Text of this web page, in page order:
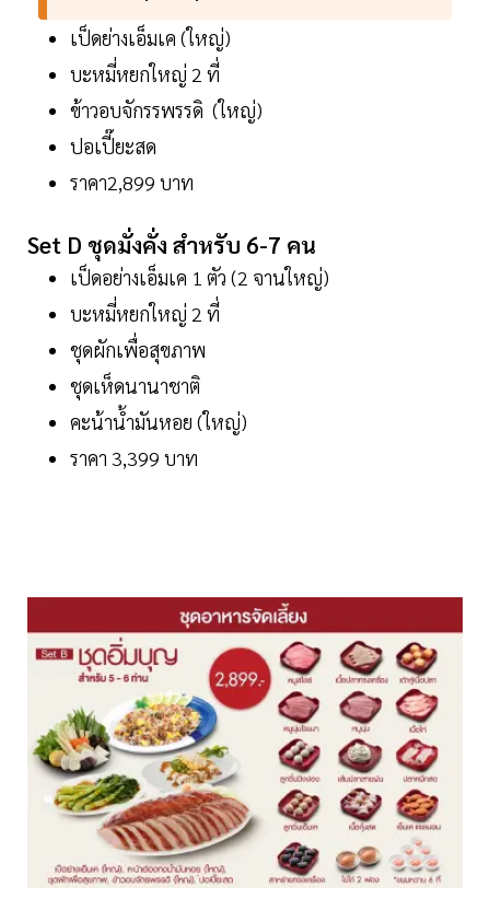
เป็ดย่างเอ็มเค (ใหญ่)
บะหมี่หยกใหญ่ 2 ที่
ข้าวอบจักรรพรรดิ (ใหญ่)
ปอเปี๊ยะสด
ราคา2,899 บาท
Set D ชุดมั่งคั่ง สำหรับ 6-7 คน
เป็ดอย่างเอ็มเค 1 ตัว (2 จานใหญ่)
บะหมี่หยกใหญ่ 2 ที่
ชุดผักเพื่อสุขภาพ
ชุดเห็ดนานาชาติ
คะน้าน้ำมันหอย (ใหญ่)
ราคา 3,399 บาท